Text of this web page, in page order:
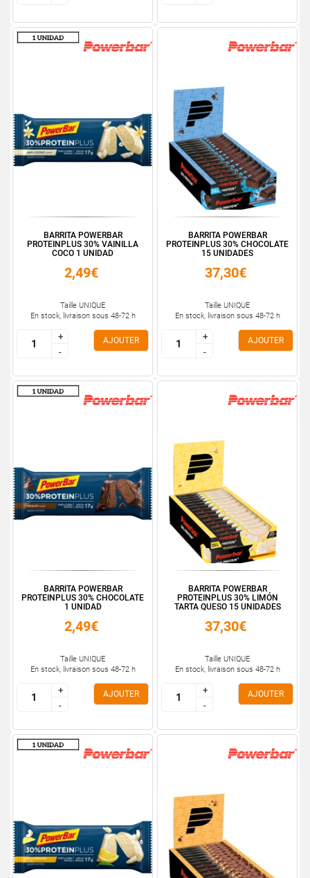
BARRITA POWERBAR
PROTEINPLUS 30% VAINILLA
COCO 1 UNIDAD
2,49€
Taille UNIQUE
En stock, livraison sous 48-72 h
+
-
+
-
AJOUTER
BARRITA POWERBAR
PROTEINPLUS 30% CHOCOLATE
15 UNIDADES
37,30€
Taille UNIQUE
En stock, livraison sous 48-72 h
+
-
+
-
AJOUTER
BARRITA POWERBAR
PROTEINPLUS 30% CHOCOLATE
1 UNIDAD
2,49€
Taille UNIQUE
En stock, livraison sous 48-72 h
+
-
+
-
AJOUTER
BARRITA POWERBAR
PROTEINPLUS 30% LIMÓN
TARTA QUESO 15 UNIDADES
37,30€
Taille UNIQUE
En stock, livraison sous 48-72 h
+
-
+
-
AJOUTER